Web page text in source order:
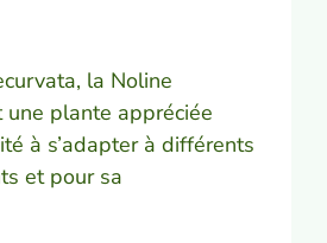
la Noline
une plante appréciée
à s’adapter à différents
et pour sa